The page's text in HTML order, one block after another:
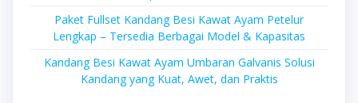
Paket Fullset Kandang Besi Kawat Ayam Petelur
Lengkap – Tersedia Berbagai Model & Kapasitas
Kandang Besi Kawat Ayam Umbaran Galvanis Solusi
Kandang yang Kuat, Awet, dan Praktis